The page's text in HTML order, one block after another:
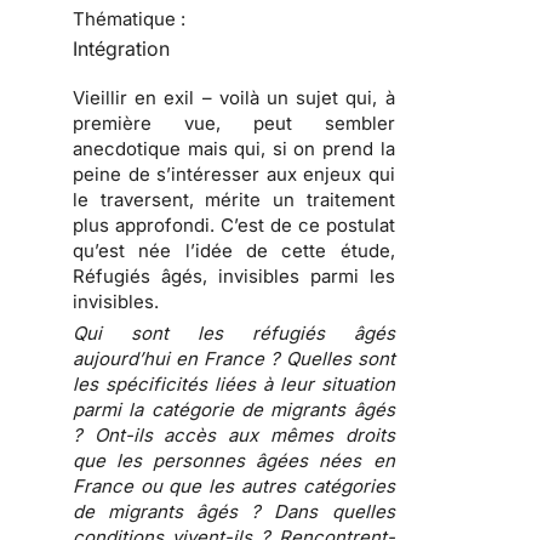
Thématique :
Intégration
Vieillir en exil – voilà un sujet qui, à
première vue, peut sembler
anecdotique mais qui, si on prend la
peine de s’intéresser aux enjeux qui
le traversent, mérite un traitement
plus approfondi. C’est de ce postulat
qu’est née l’idée de cette étude,
Réfugiés âgés, invisibles parmi les
invisibles.
Qui sont les réfugiés âgés
aujourd’hui en France ? Quelles sont
les spécificités liées à leur situation
parmi la catégorie de migrants âgés
? Ont-ils accès aux mêmes droits
que les personnes âgées nées en
France ou que les autres catégories
de migrants âgés ? Dans quelles